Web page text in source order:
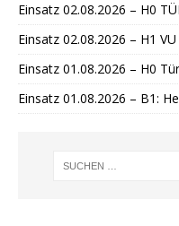
Einsatz 02.08.2026 – H0
Einsatz 02.08.2026 – H1
Einsatz 01.08.2026 – H0
Einsatz 01.08.2026 – B1: